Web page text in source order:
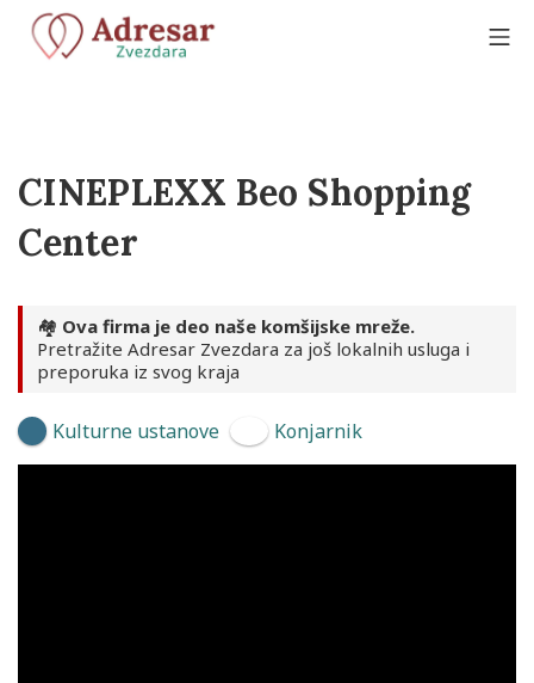
Skip
content
CINEPLEXX Beo Shopping
Center
🏘️ Ova firma je deo naše komšijske mreže.
Pretražite Adresar Zvezdara za još lokalnih usluga i
preporuka iz svog kraja
Kulturne ustanove Konjarnik